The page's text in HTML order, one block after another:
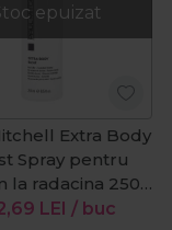
epuizat
Extra Body
Spray pentru
la radacina 250
ml
LEI / buc